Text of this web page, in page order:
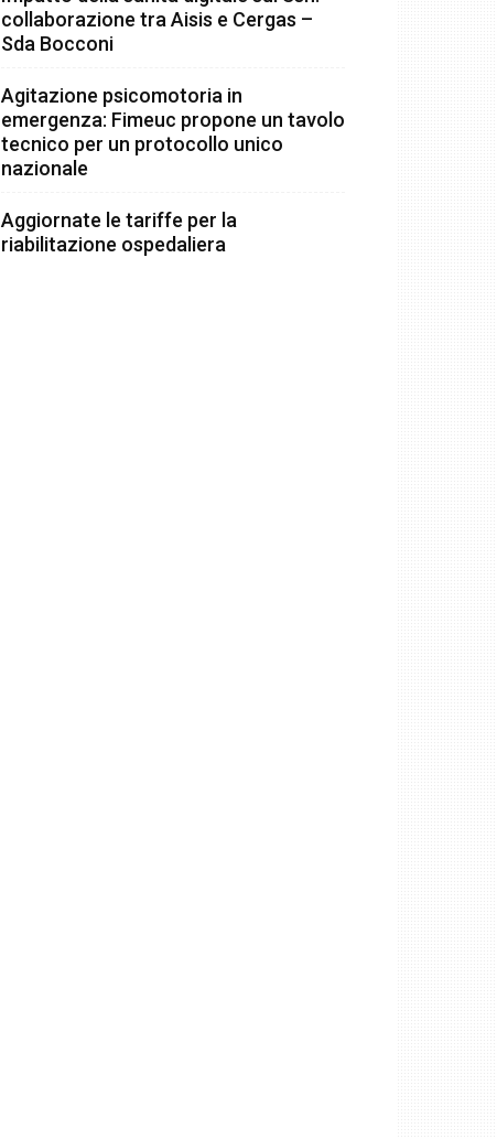
collaborazione tra Aisis e Cergas –
Sda Bocconi
Agitazione psicomotoria in
emergenza: Fimeuc propone un tavolo
tecnico per un protocollo unico
nazionale
Aggiornate le tariffe per la
riabilitazione ospedaliera